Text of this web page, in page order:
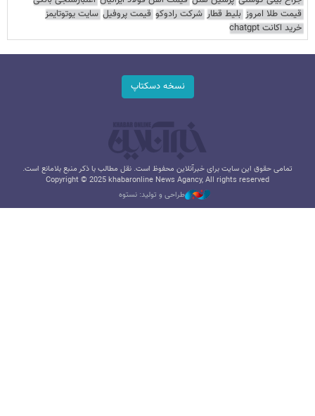
قیمت طلا امروز بلیط قطار شرکت رادوکو قیمت پروفیل سایت یوتوتایمز
خرید اکانت chatgpt
نسخه دسکتاپ
تمامی حقوق این سایت برای خبرآنلاین محفوظ است. نقل مطالب با ذکر منبع بلامانع است.
Copyright © 2025 khabaronline News Agancy, All rights reserved
طراحی و تولید: نستوه